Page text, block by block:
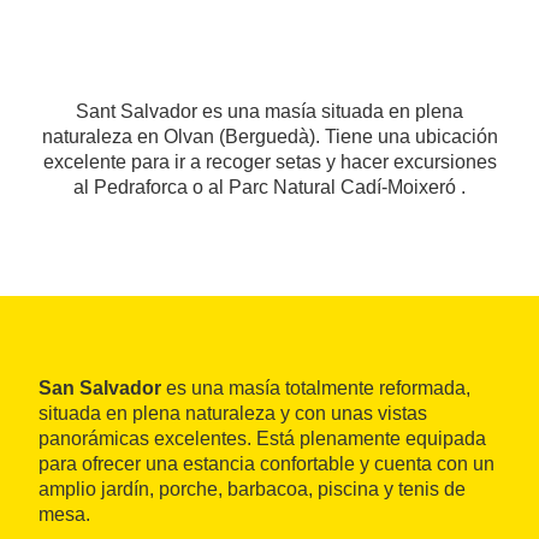
Sant Salvador es una masía situada en plena
naturaleza en Olvan (Berguedà). Tiene una ubicación
excelente para ir a recoger setas y hacer excursiones
al Pedraforca o al Parc Natural Cadí-Moixeró .
San Salvador es una masía totalmente reformada,
situada en plena naturaleza y con unas vistas
panorámicas excelentes. Está plenamente equipada
para ofrecer una estancia confortable y cuenta con un
amplio jardín, porche, barbacoa, piscina y tenis de
mesa.